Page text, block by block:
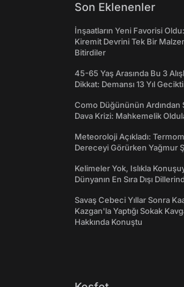
Son Eklenenler
İnşaatların Yeni Favorisi
Kiremit Devrini Tek Bir
Bitirdiler
45-65 Yaş Arasında Bu 3
Dikkat: Demansı 13 Yıl
Como Düğününün Ardından
Dava Krizi: Mahkemelik
Meteoroloji Açıkladı:
Dereceyi Görürken Yağmur
Kelimeler Yok, Islıkla
Dünyanın En Sıra Dışı
Savaş Cebeci Yıllar Sonra
Kazgan'la Yaptığı Sokak
Hakkında Konuştu